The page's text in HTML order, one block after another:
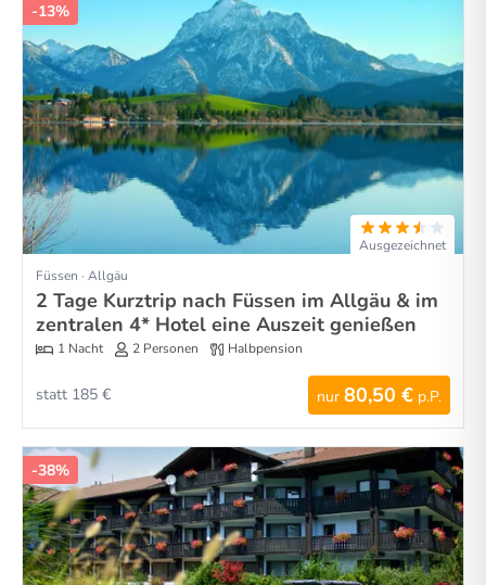
-13%
Ausgezeichnet
Füssen · Allgäu
2 Tage Kurztrip nach Füssen im Allgäu & im
zentralen 4* Hotel eine Auszeit genießen
1 Nacht 2 Personen Halbpension
nur 80,50 € p.P.
statt 185 €
-38%